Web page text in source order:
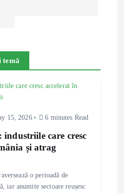
temă
15, 2026 6 minutes Read
industriile care cresc
și atrag
o perioadă de
iar anumite sectoare reușesc